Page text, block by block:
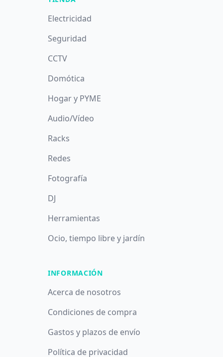
Electricidad
Seguridad
CCTV
Domótica
Hogar y PYME
Audio/Vídeo
Racks
Redes
Fotografía
DJ
Herramientas
Ocio, tiempo libre y jardín
INFORMACIÓN
Acerca de nosotros
Condiciones de compra
Gastos y plazos de envío
Política de privacidad